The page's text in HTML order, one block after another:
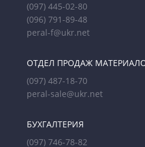
(097) 445-02-80
(096) 791-89-48
peral-f@ukr.net
ОТДЕЛ ПРОДАЖ
(097) 487-18-70
peral-sale@ukr.net
БУХГАЛТЕРИЯ
(097) 746-78-82